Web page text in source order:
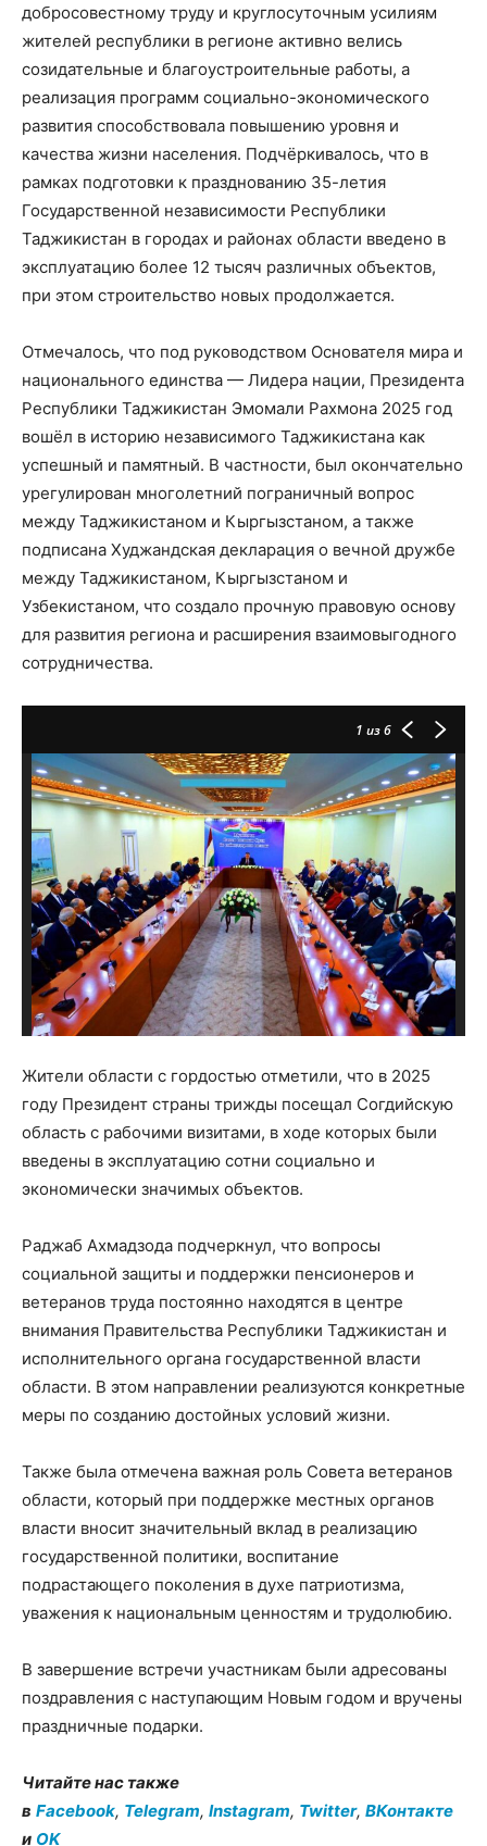
добросовестному труду и круглосуточным усилиям
жителей республики в регионе активно велись
созидательные и благоустроительные работы, а
реализация программ социально-экономического
развития способствовала повышению уровня и
качества жизни населения. Подчёркивалось, что в
рамках подготовки к празднованию 35-летия
Государственной независимости Республики
Таджикистан в городах и районах области введено в
эксплуатацию более 12 тысяч различных объектов,
при этом строительство новых продолжается.
Отмечалось, что под руководством Основателя мира и
национального единства — Лидера нации, Президента
Республики Таджикистан Эмомали Рахмона 2025 год
вошёл в историю независимого Таджикистана как
успешный и памятный. В частности, был окончательно
урегулирован многолетний пограничный вопрос
между Таджикистаном и Кыргызстаном, а также
подписана Худжандская декларация о вечной дружбе
между Таджикистаном, Кыргызстаном и
Узбекистаном, что создало прочную правовую основу
для развития региона и расширения взаимовыгодного
сотрудничества.
1 из 6
Жители области с гордостью отметили, что в 2025
году Президент страны трижды посещал Согдийскую
область с рабочими визитами, в ходе которых были
введены в эксплуатацию сотни социально и
экономически значимых объектов.
Раджаб Ахмадзода подчеркнул, что вопросы
социальной защиты и поддержки пенсионеров и
ветеранов труда постоянно находятся в центре
внимания Правительства Республики Таджикистан и
исполнительного органа государственной власти
области. В этом направлении реализуются конкретные
меры по созданию достойных условий жизни.
Также была отмечена важная роль Совета ветеранов
области, который при поддержке местных органов
власти вносит значительный вклад в реализацию
государственной политики, воспитание
подрастающего поколения в духе патриотизма,
уважения к национальным ценностям и трудолюбию.
В завершение встречи участникам были адресованы
поздравления с наступающим Новым годом и вручены
праздничные подарки.
Читайте нас также
в Facebook, Telegram, Instagram, Twitter, ВКонтакте
и OK